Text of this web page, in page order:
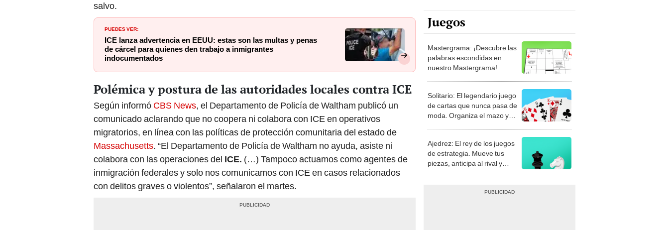
salvo.
PUEDES VER:
ICE lanza advertencia en EEUU: estas son las multas y penas
de cárcel para quienes den trabajo a inmigrantes
indocumentados
Polémica y postura de las autoridades locales contra ICE
Según informó CBS News, el Departamento de Policía de Waltham publicó un
comunicado aclarando que no coopera ni colabora con ICE en operativos
migratorios, en línea con las políticas de protección comunitaria del estado de
Massachusetts. “El Departamento de Policía de Waltham no ayuda, asiste ni
colabora con las operaciones del ICE. (…) Tampoco actuamos como agentes de
inmigración federales y solo nos comunicamos con ICE en casos relacionados
con delitos graves o violentos”, señalaron el martes.
Juegos
Mastergrama: ¡Descubre las
palabras escondidas en
nuestro Mastergrama!
Solitario: El legendario juego
de cartas que nunca pasa de
moda. Organiza el mazo y
Ajedrez: El rey de los juegos
de estrategia. Mueve tus
piezas, anticipa al rival y